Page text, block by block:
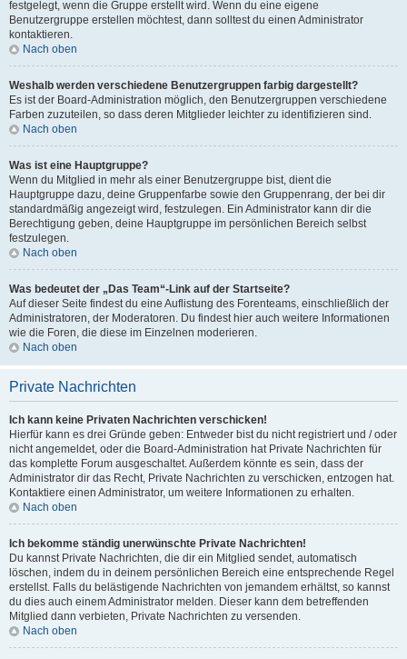
festgelegt, wenn die Gruppe erstellt wird. Wenn du eine eigene
Benutzergruppe erstellen möchtest, dann solltest du einen Administrator
kontaktieren.
Nach oben
Weshalb werden verschiedene Benutzergruppen farbig dargestellt?
Es ist der Board-Administration möglich, den Benutzergruppen verschiedene
Farben zuzuteilen, so dass deren Mitglieder leichter zu identifizieren sind.
Nach oben
Was ist eine Hauptgruppe?
Wenn du Mitglied in mehr als einer Benutzergruppe bist, dient die
Hauptgruppe dazu, deine Gruppenfarbe sowie den Gruppenrang, der bei dir
standardmäßig angezeigt wird, festzulegen. Ein Administrator kann dir die
Berechtigung geben, deine Hauptgruppe im persönlichen Bereich selbst
festzulegen.
Nach oben
Was bedeutet der „Das Team“-Link auf der Startseite?
Auf dieser Seite findest du eine Auflistung des Forenteams, einschließlich der
Administratoren, der Moderatoren. Du findest hier auch weitere Informationen
wie die Foren, die diese im Einzelnen moderieren.
Nach oben
Private Nachrichten
Ich kann keine Privaten Nachrichten verschicken!
Hierfür kann es drei Gründe geben: Entweder bist du nicht registriert und / oder
nicht angemeldet, oder die Board-Administration hat Private Nachrichten für
das komplette Forum ausgeschaltet. Außerdem könnte es sein, dass der
Administrator dir das Recht, Private Nachrichten zu verschicken, entzogen hat.
Kontaktiere einen Administrator, um weitere Informationen zu erhalten.
Nach oben
Ich bekomme ständig unerwünschte Private Nachrichten!
Du kannst Private Nachrichten, die dir ein Mitglied sendet, automatisch
löschen, indem du in deinem persönlichen Bereich eine entsprechende Regel
erstellst. Falls du belästigende Nachrichten von jemandem erhältst, so kannst
du dies auch einem Administrator melden. Dieser kann dem betreffenden
Mitglied dann verbieten, Private Nachrichten zu versenden.
Nach oben